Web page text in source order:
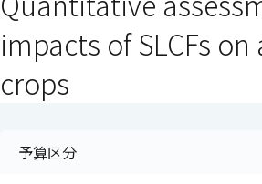
ウで開きます）
ンドウで開きます）
ウインドウで開きます）
impacts of SLCFs
crops
予算区分